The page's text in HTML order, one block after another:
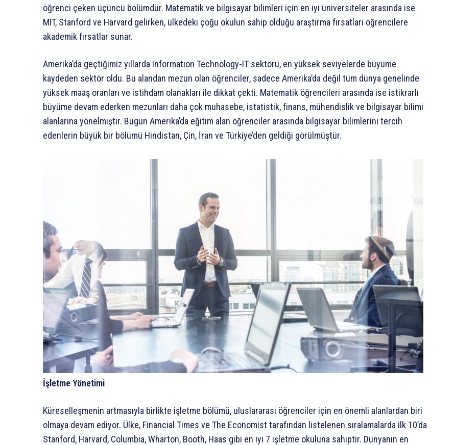
öğrenci çeken üçüncü bölümdür. Matematik ve bilgisayar bilimleri için en iyi üniversiteler arasında ise
MIT, Stanford ve Harvard gelirken, ülkedeki çoğu okulun sahip olduğu araştırma fırsatları öğrencilere
akademik fırsatlar sunar.
Amerika’da geçtiğimiz yıllarda Information Technology-IT sektörü, en yüksek seviyelerde büyüme
kaydeden sektör oldu. Bu alandan mezun olan öğrenciler, sadece Amerika’da değil tüm dünya genelinde
yüksek maaş oranları ve istihdam olanakları ile dikkat çekti. Matematik öğrencileri arasında ise istikrarlı
büyüme devam ederken mezunları daha çok muhasebe, istatistik, finans, mühendislik ve bilgisayar bilimi
alanlarına yönelmiştir. Bugün Amerika’da eğitim alan öğrenciler arasında bilgisayar bilimlerini tercih
edenlerin büyük bir bölümü Hindistan, Çin, İran ve Türkiye’den geldiği görülmüştür.
İşletme Yönetimi
Küreselleşmenin artmasıyla birlikte işletme bölümü, uluslararası öğrenciler için en önemli alanlardan biri
olmaya devam ediyor. Ülke, Financial Times ve The Economist tarafından listelenen sıralamalarda ilk 10’da
Stanford, Harvard, Columbia, Wharton, Booth, Haas gibi en iyi 7 işletme okuluna sahiptir. Dünyanın en